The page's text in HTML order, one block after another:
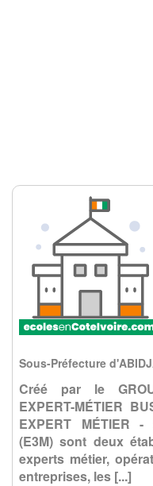
Sous-Préfecture
Créé par le
EXPERT-MÉTIER
EXPERT MÉTIER -
(E3M) sont deux
experts métier,
entreprises, les [...]